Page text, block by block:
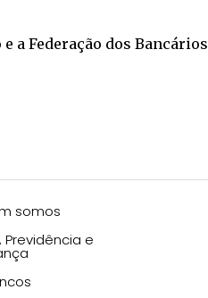
a Federação dos Bancários
somos
Previdência e